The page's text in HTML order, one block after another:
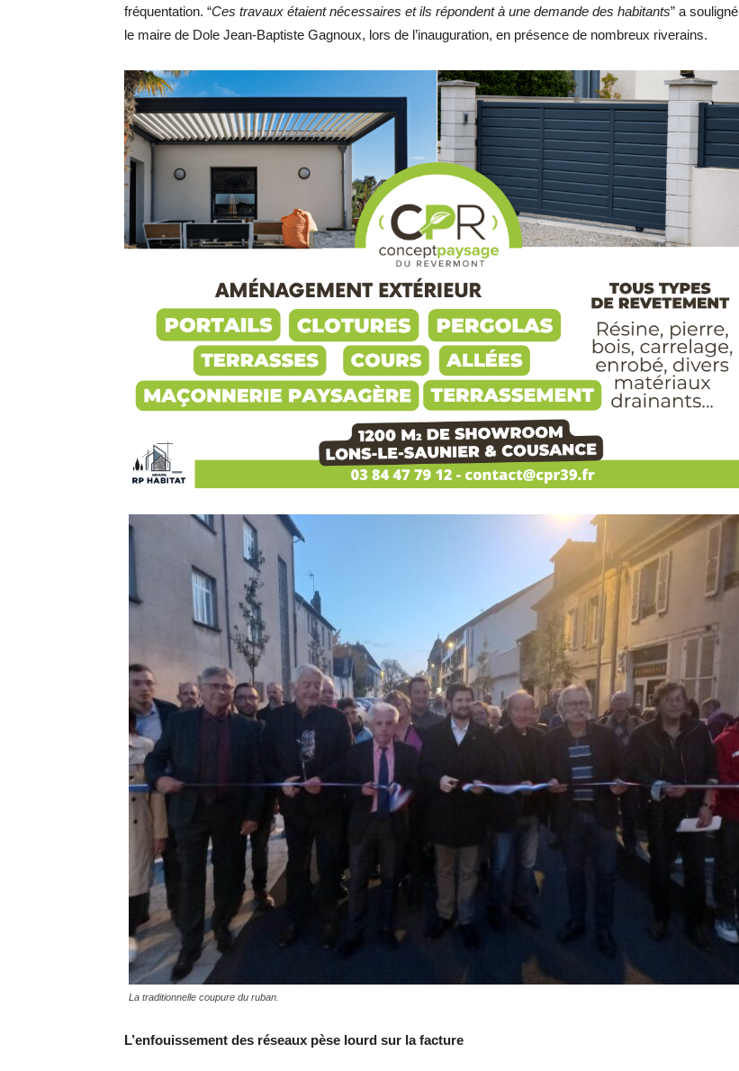
fréquentation. “Ces travaux étaient nécessaires et ils répondent à une demande des habitants” a souligné
le maire de Dole Jean-Baptiste Gagnoux, lors de l’inauguration, en présence de nombreux riverains.
La traditionnelle coupure du ruban.
L’enfouissement des réseaux pèse lourd sur la facture